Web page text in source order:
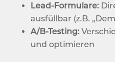
Lead-Formulare:
ausfüllbar (z.B.
A/B-Testing:
und optimieren